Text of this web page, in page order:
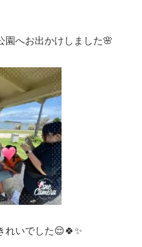
園へお出かけしました🌸
れいでした😌🍀✨